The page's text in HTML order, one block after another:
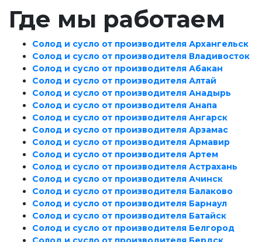
Где мы работаем
Солод и сусло от производителя Архангельск
Солод и сусло от производителя Владивосток
Солод и сусло от производителя Абакан
Солод и сусло от производителя Алтай
Солод и сусло от производителя Анадырь
Солод и сусло от производителя Анапа
Солод и сусло от производителя Ангарск
Солод и сусло от производителя Арзамас
Солод и сусло от производителя Армавир
Солод и сусло от производителя Артем
Солод и сусло от производителя Астрахань
Солод и сусло от производителя Ачинск
Солод и сусло от производителя Балаково
Солод и сусло от производителя Барнаул
Солод и сусло от производителя Батайск
Солод и сусло от производителя Белгород